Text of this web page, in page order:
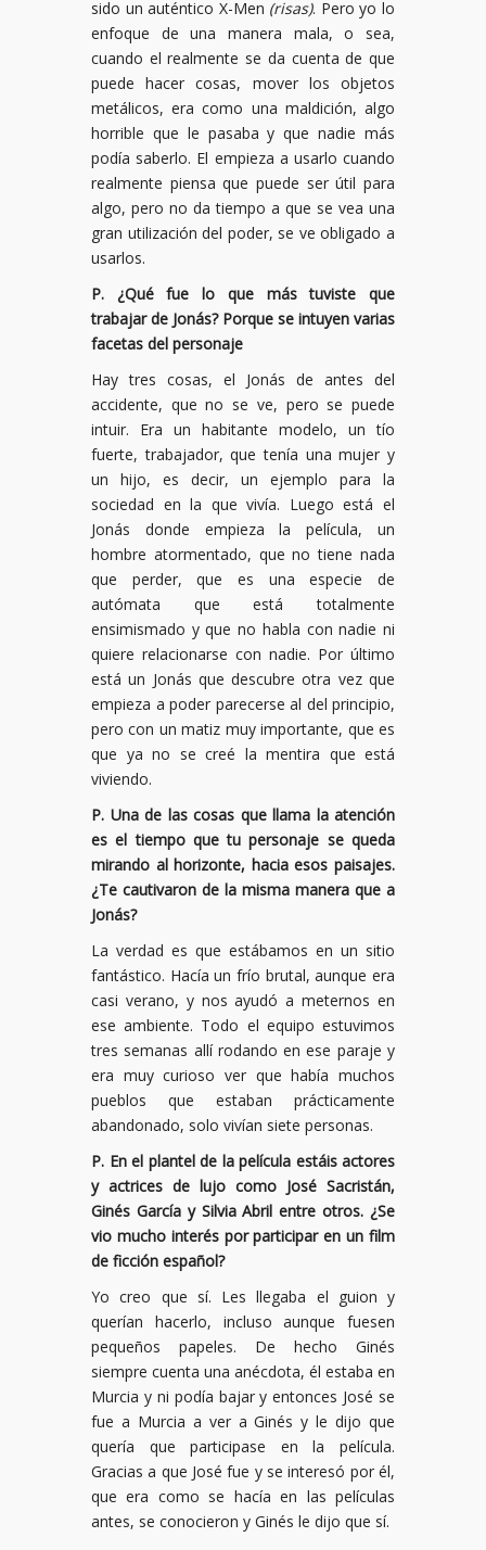
sido un auténtico X-Men (risas). Pero yo lo
enfoque de una manera mala, o sea,
cuando el realmente se da cuenta de que
puede hacer cosas, mover los objetos
metálicos, era como una maldición, algo
horrible que le pasaba y que nadie más
podía saberlo. El empieza a usarlo cuando
realmente piensa que puede ser útil para
algo, pero no da tiempo a que se vea una
gran utilización del poder, se ve obligado a
usarlos.
P. ¿Qué fue lo que más tuviste que
trabajar de Jonás? Porque se intuyen varias
facetas del personaje
Hay tres cosas, el Jonás de antes del
accidente, que no se ve, pero se puede
intuir. Era un habitante modelo, un tío
fuerte, trabajador, que tenía una mujer y
un hijo, es decir, un ejemplo para la
sociedad en la que vivía. Luego está el
Jonás donde empieza la película, un
hombre atormentado, que no tiene nada
que perder, que es una especie de
autómata que está totalmente
ensimismado y que no habla con nadie ni
quiere relacionarse con nadie. Por último
está un Jonás que descubre otra vez que
empieza a poder parecerse al del principio,
pero con un matiz muy importante, que es
que ya no se creé la mentira que está
viviendo.
P. Una de las cosas que llama la atención
es el tiempo que tu personaje se queda
mirando al horizonte, hacia esos paisajes.
¿Te cautivaron de la misma manera que a
Jonás?
La verdad es que estábamos en un sitio
fantástico. Hacía un frío brutal, aunque era
casi verano, y nos ayudó a meternos en
ese ambiente. Todo el equipo estuvimos
tres semanas allí rodando en ese paraje y
era muy curioso ver que había muchos
pueblos que estaban prácticamente
abandonado, solo vivían siete personas.
P. En el plantel de la película estáis actores
y actrices de lujo como José Sacristán,
Ginés García y Silvia Abril entre otros. ¿Se
vio mucho interés por participar en un film
de ficción español?
Yo creo que sí. Les llegaba el guion y
querían hacerlo, incluso aunque fuesen
pequeños papeles. De hecho Ginés
siempre cuenta una anécdota, él estaba en
Murcia y ni podía bajar y entonces José se
fue a Murcia a ver a Ginés y le dijo que
quería que participase en la película.
Gracias a que José fue y se interesó por él,
que era como se hacía en las películas
antes, se conocieron y Ginés le dijo que sí.